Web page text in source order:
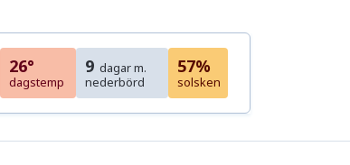
26°
dagstemp
9 dagar m.
nederbörd
57%
solsken